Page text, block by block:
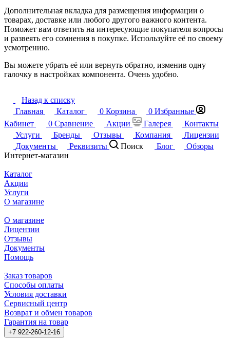
Дополнительная вкладка для размещения информации о
товарах, доставке или любого другого важного контента.
Поможет вам ответить на интересующие покупателя вопросы
и развеять его сомнения в покупке. Используйте её по своему
усмотрению.
Вы можете убрать её или вернуть обратно, изменив одну
галочку в настройках компонента. Очень удобно.
Назад к списку
Главная
Каталог 0 Корзина 0 Избранные
Кабинет
0 Сравнение Акции Галерея
Контакты
Услуги
Бренды Отзывы Компания
Лицензии
Документы
Реквизиты Поиск Блог
Обзоры
Интернет-магазин
Каталог
Акции
Услуги
О магазине
О магазине
Лицензии
Отзывы
Документы
Помощь
Заказ товаров
Способы оплаты
Условия доставки
Сервисный центр
Возврат и обмен товаров
Гарантия на товар
+7 922-260-12-16